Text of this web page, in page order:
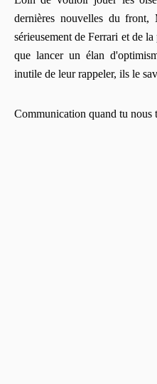
dernières nouvelles du front,
sérieusement de Ferrari et de
que lancer un élan
inutile de leur rappeler, ils le
Communication quand tu nous